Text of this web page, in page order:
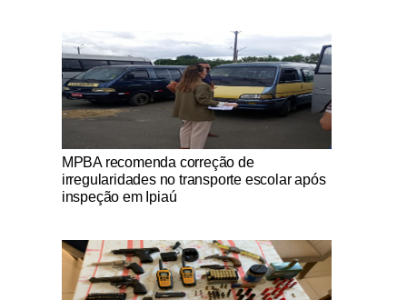
Notícias Católicas
MPBA recomenda correção de
irregularidades no transporte escolar após
inspeção em Ipiaú